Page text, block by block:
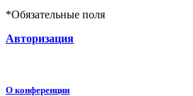
*Обязательные поля
Авторизация
О конференции